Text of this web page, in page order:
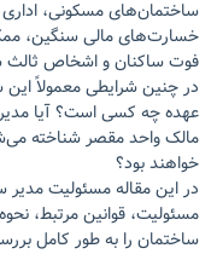
ساختمان‌های مسکونی،
خسارت‌های مالی سنگین،
فوت ساکنان و اشخاص ثالث
در چنین شرایطی معمولاً
عهده چه کسی است؟ آیا
مالک واحد مقصر شناخته
خواهند بود؟
در این مقاله مسئولیت مدیر
مسئولیت، قوانین مرتبط،
ساختمان را به طور کامل